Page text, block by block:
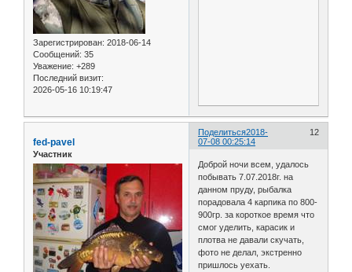
Зарегистрирован: 2018-06-14
Сообщений: 35
Уважение: +289
Последний визит:
2026-05-16 10:19:47
Поделиться 12
2018-
07-08 00:25:14
fed-pavel
Участник
Доброй ночи всем, удалось
побывать 7.07.2018г. на
данном пруду, рыбалка
порадовала 4 карпика по 800-
900гр. за короткое время что
смог уделить, карасик и
плотва не давали скучать,
фото не делал, экстренно
пришлось уехать.